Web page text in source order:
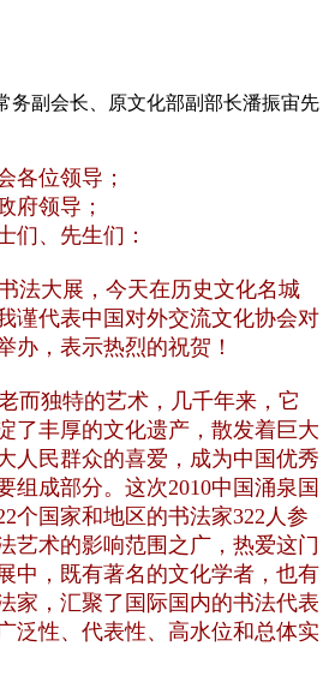
务副会长、原文化部副部长潘振宙先
各位领导；
府领导；
们、先生们：
法大展，今天在历史文化名城
谨代表中国对外交流文化协会对
办，表示热烈的祝贺！
而独特的艺术，几千年来，它
了丰厚的文化遗产，散发着巨大
人民群众的喜爱，成为中国优秀
组成部分。这次2010中国涌泉国
个国家和地区的书法家322人参
艺术的影响范围之广，热爱这门
中，既有著名的文化学者，也有
家，汇聚了国际国内的书法代表
泛性、代表性、高水位和总体实